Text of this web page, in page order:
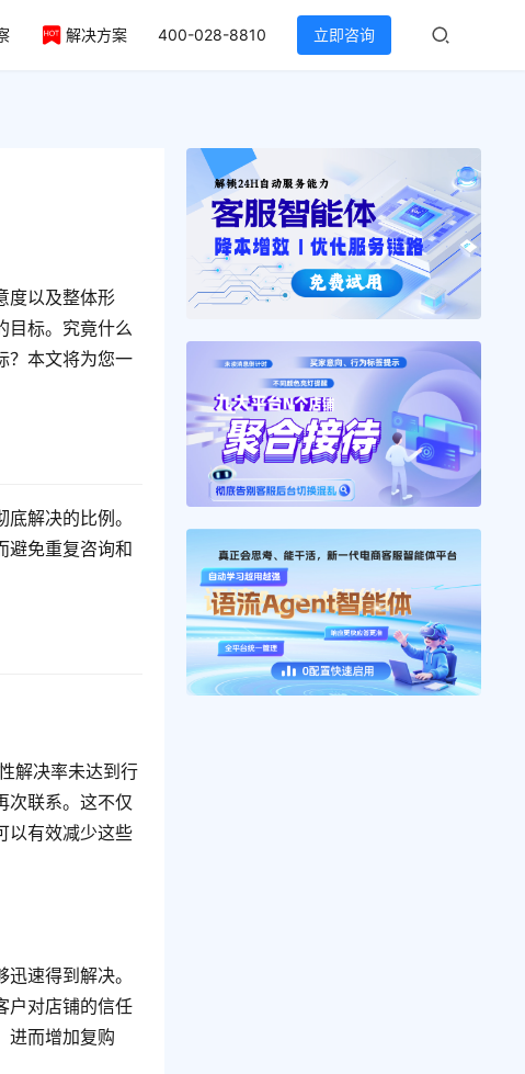
解决方案 400-028-8810 立即咨询
度以及整体形
目标。究竟什么
？本文将为您一
解决的比例。
避免重复咨询和
次联系。这不仅
以有效减少这些
速得到解决。
户对店铺的信任
进而增加复购